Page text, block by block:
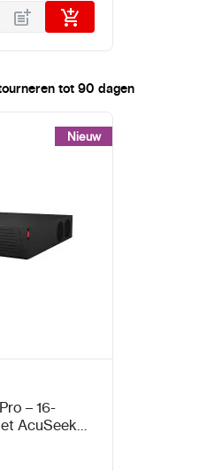
tot 90 dagen
Nieuw
Nieuw
– 16-
AcuSeek